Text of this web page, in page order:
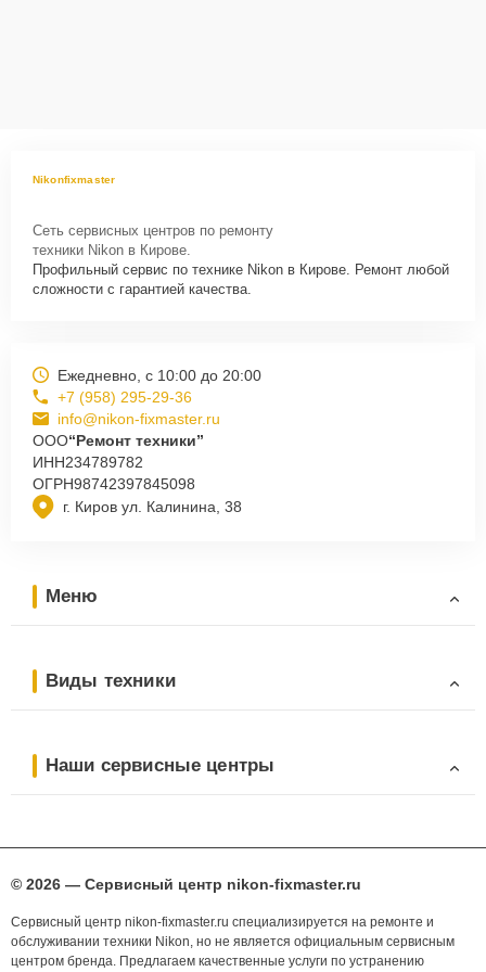
Nikonfixmaster
Сеть сервисных центров по ремонту
техники Nikon в Кирове.
Профильный сервис по технике Nikon в Кирове. Ремонт любой
сложности с гарантией качества.
г. Киров ул. Калинина, 38
Ежедневно, с 10:00 до 20:00
+7 (958) 295-29-36
info@nikon-fixmaster.ru
ООО“Ремонт техники”
ИНН234789782
ОГРН98742397845098
Меню
Виды техники
Наши сервисные центры
© 2026 — Сервисный центр nikon-fixmaster.ru
Сервисный центр nikon-fixmaster.ru специализируется на ремонте и
обслуживании техники Nikon, но не является официальным сервисным
центром бренда. Предлагаем качественные услуги по устранению